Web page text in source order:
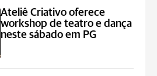
Ateliê Criativo oferece
workshop de teatro e dança
neste sábado em PG